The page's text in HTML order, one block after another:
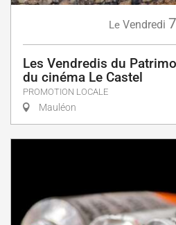
Le Vendredi 7
Les Vendredis du
du cinéma Le Castel
PROMOTION LOCALE
Mauléon